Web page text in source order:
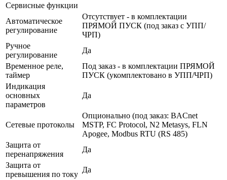
Сервисные функции
Автоматическое
регулирование
Отсутствует - в комплектации
ПРЯМОЙ ПУСК (под заказ с УПП/
ЧРП)
Ручное
регулирование
Да
Временное реле,
таймер
Под заказ - в комплектации ПРЯМОЙ
ПУСК (укомплектовано в УПП/ЧРП)
Индикация
основных
параметров
Да
Сетевые протоколы
Опционально (под заказ: BACnet
MSTP, FC Protocol, N2 Metasys, FLN
Apogee, Modbus RTU (RS 485)
Защита от
перенапряжения
Да
Защита от
превышения по току
Да